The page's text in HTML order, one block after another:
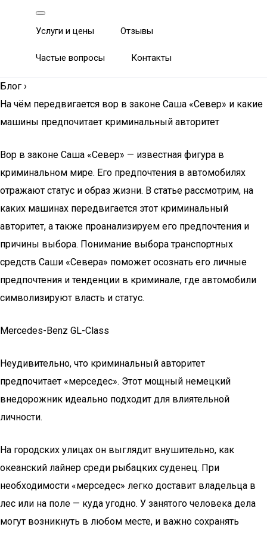
Услуги и цены Отзывы
Частые вопросы Контакты
Блог ›
На чём передвигается вор в законе Саша «Север» и какие
машины предпочитает криминальный авторитет
Вор в законе Саша «Север» — известная фигура в
криминальном мире. Его предпочтения в автомобилях
отражают статус и образ жизни. В статье рассмотрим, на
каких машинах передвигается этот криминальный
авторитет, а также проанализируем его предпочтения и
причины выбора. Понимание выбора транспортных
средств Саши «Севера» поможет осознать его личные
предпочтения и тенденции в криминале, где автомобили
символизируют власть и статус.
Mercedes-Benz GL-Class
Неудивительно, что криминальный авторитет
предпочитает «мерседес». Этот мощный немецкий
внедорожник идеально подходит для влиятельной
личности.
На городских улицах он выглядит внушительно, как
океанский лайнер среди рыбацких суденец. При
необходимости «мерседес» легко доставит владельца в
лес или на поле — куда угодно. У занятого человека дела
могут возникнуть в любом месте, и важно сохранять